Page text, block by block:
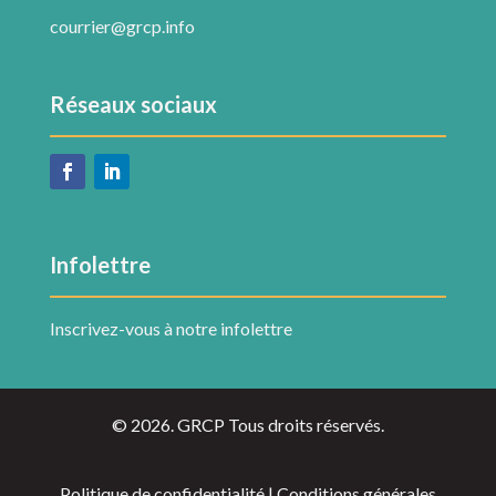
courrier@grcp.info
Réseaux sociaux
Infolettre
Inscrivez-vous à notre infolettre
© 2026. GRCP Tous droits réservés.